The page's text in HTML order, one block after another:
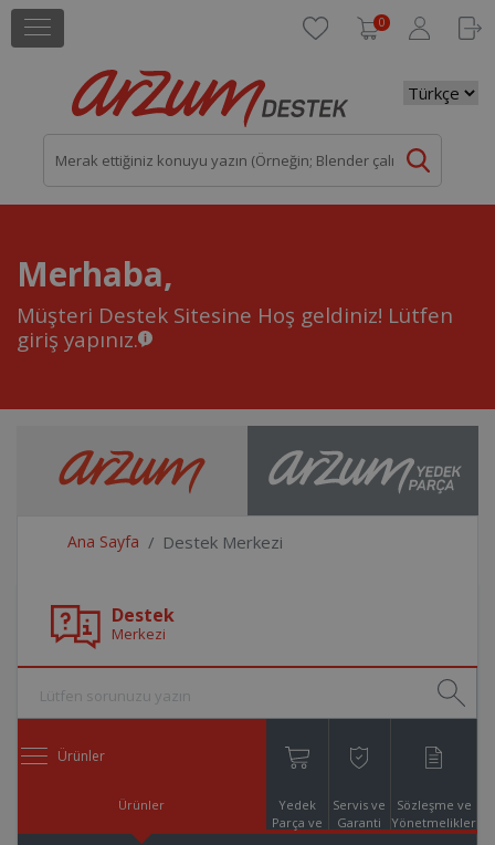
0
Merhaba,
Müşteri Destek Sitesine Hoş geldiniz! Lütfen
giriş yapınız.
Ana Sayfa Destek Merkezi
Destek
Merkezi
Ürünler
Ürünler
Yedek
Parça ve
Servis ve
Garanti
Sözleşme ve
Yönetmelikler